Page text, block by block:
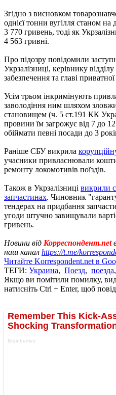
Згідно з висновком
однієї тонни вугілля станом на
3 770 гривень, тоді як
4 563 гривні.
Про підозру повідомили
Укрзалізниці, керівнику
забезпечення та главі
Усім трьом інкримінують
заволодіння ним шляхом
становищем (ч. 5 ст.191 КК
провини їм загрожує від 7 до
обіймати певні посади до 3
Раніше СБУ викрила
учасники привласнювали
ремонту локомотивів поїздів.
Також в Укрзалізниці викрили
запчастинах. Чиновник
тендерах на придбання
угоди штучно завищували
гривень.
Новини від Корреспондент.net
наш канал https://t.me/
Читайте Korrespondent.net в
ТЕГИ: Украина, Поезд, поезда,
Якщо ви помітили помилку,
натисніть Ctrl + Enter, щоб